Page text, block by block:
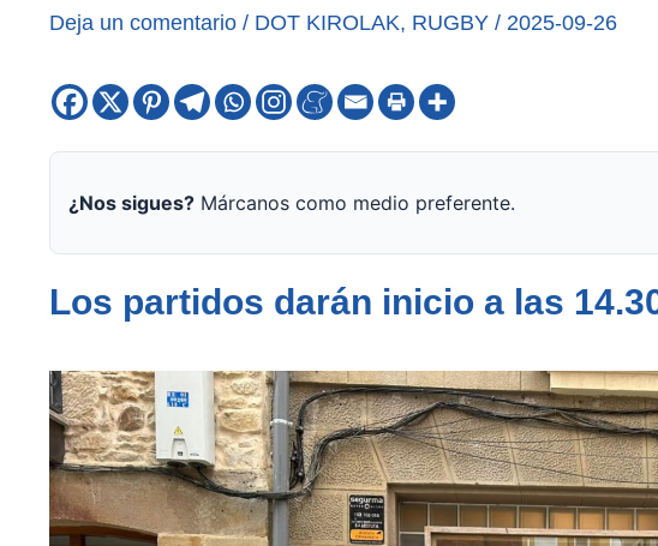
Deja un comentario / DOT KIROLAK, RUGBY/ 2025-09-26
¿Nos sigues?Márcanos como medio preferente.
Los partidos darán inicio a las